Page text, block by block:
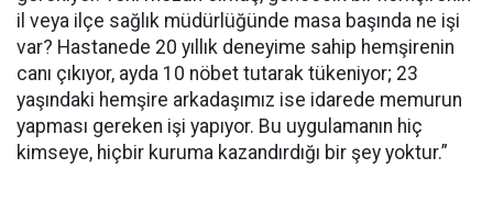
il veya ilçe sağlık müdürlüğünde masa başında ne işi
var? Hastanede 20 yıllık deneyime sahip hemşirenin
canı çıkıyor, ayda 10 nöbet tutarak tükeniyor; 23
yaşındaki hemşire arkadaşımız ise idarede memurun
yapması gereken işi yapıyor. Bu uygulamanın hiç
kimseye, hiçbir kuruma kazandırdığı bir şey yoktur.”